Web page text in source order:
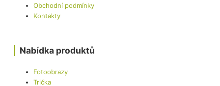
Obchodní podmínky
Kontakty
Nabídka produktů
Fotoobrazy
Trička